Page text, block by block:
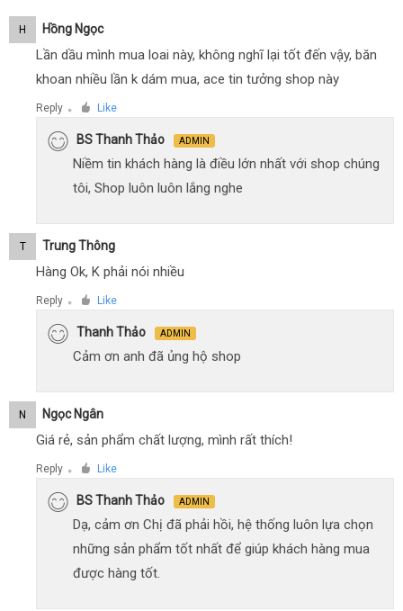
H Hồng Ngọc
Lần dầu mình mua loai này, không nghĩ lại tốt đến vậy, băn
khoan nhiều lần k dám mua, ace tin tưởng shop này
Reply ● Like
BS Thanh Thảo ADMIN
Niềm tin khách hàng là điều lớn nhất với shop chúng
tôi, Shop luôn luôn lắng nghe
T Trung Thông
Hàng Ok, K phải nói nhiều
Reply ● Like
Thanh Thảo ADMIN
Cảm ơn anh đã ủng hộ shop
N Ngọc Ngân
Giá rẻ, sản phẩm chất lượng, mình rất thích!
Reply ● Like
BS Thanh Thảo ADMIN
Dạ, cảm ơn Chị đã phải hồi, hệ thống luôn lựa chọn
những sản phẩm tốt nhất để giúp khách hàng mua
được hàng tốt.